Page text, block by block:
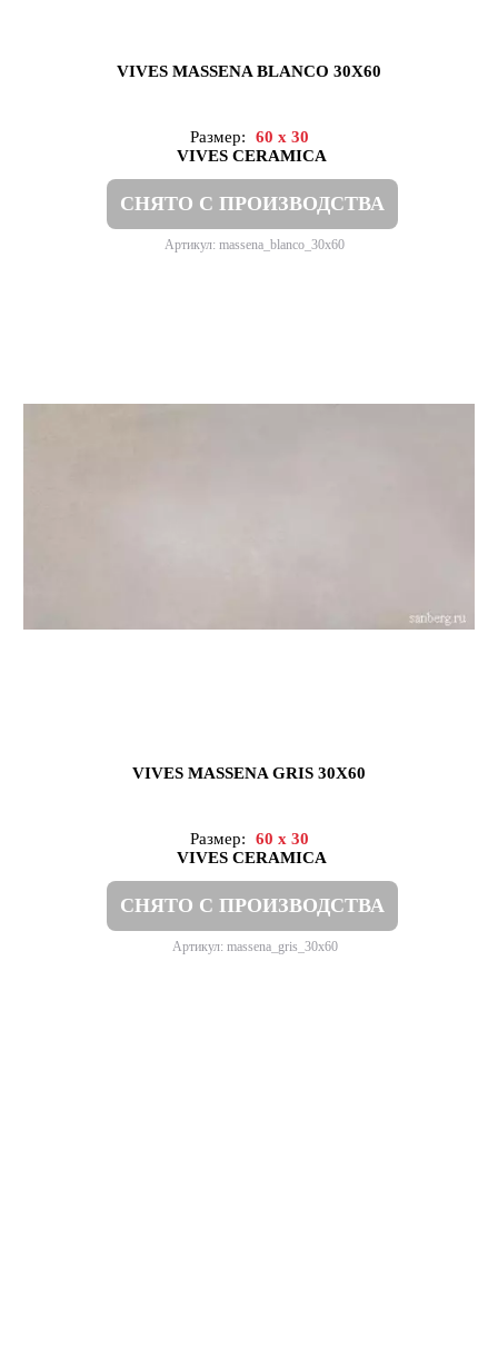
VIVES MASSENA BLANCO 30X60
Размер:
60 x 30
VIVES CERAMICA
СНЯТО С ПРОИЗВОДСТВА
Артикул: massena_blanco_30x60
VIVES MASSENA GRIS 30X60
Размер:
60 x 30
VIVES CERAMICA
СНЯТО С ПРОИЗВОДСТВА
Артикул: massena_gris_30x60